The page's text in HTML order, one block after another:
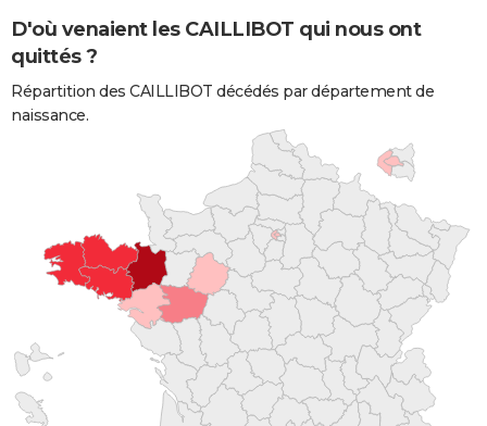
D'où venaient les CAILLIBOT qui nous ont
quittés ?
Répartition des CAILLIBOT décédés par département de
naissance.